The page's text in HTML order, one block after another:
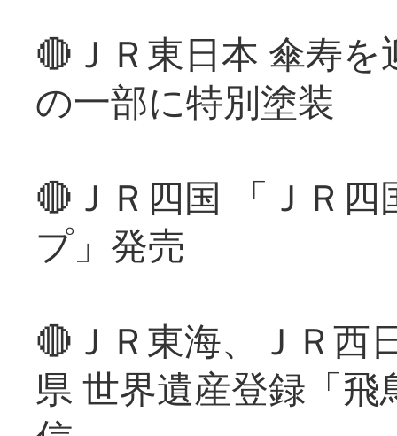
🔴ＪＲ東日本 傘寿
の一部に特別塗装
🔴ＪＲ四国 「ＪＲ
プ」発売
🔴ＪＲ東海、ＪＲ西
県 世界遺産登録「